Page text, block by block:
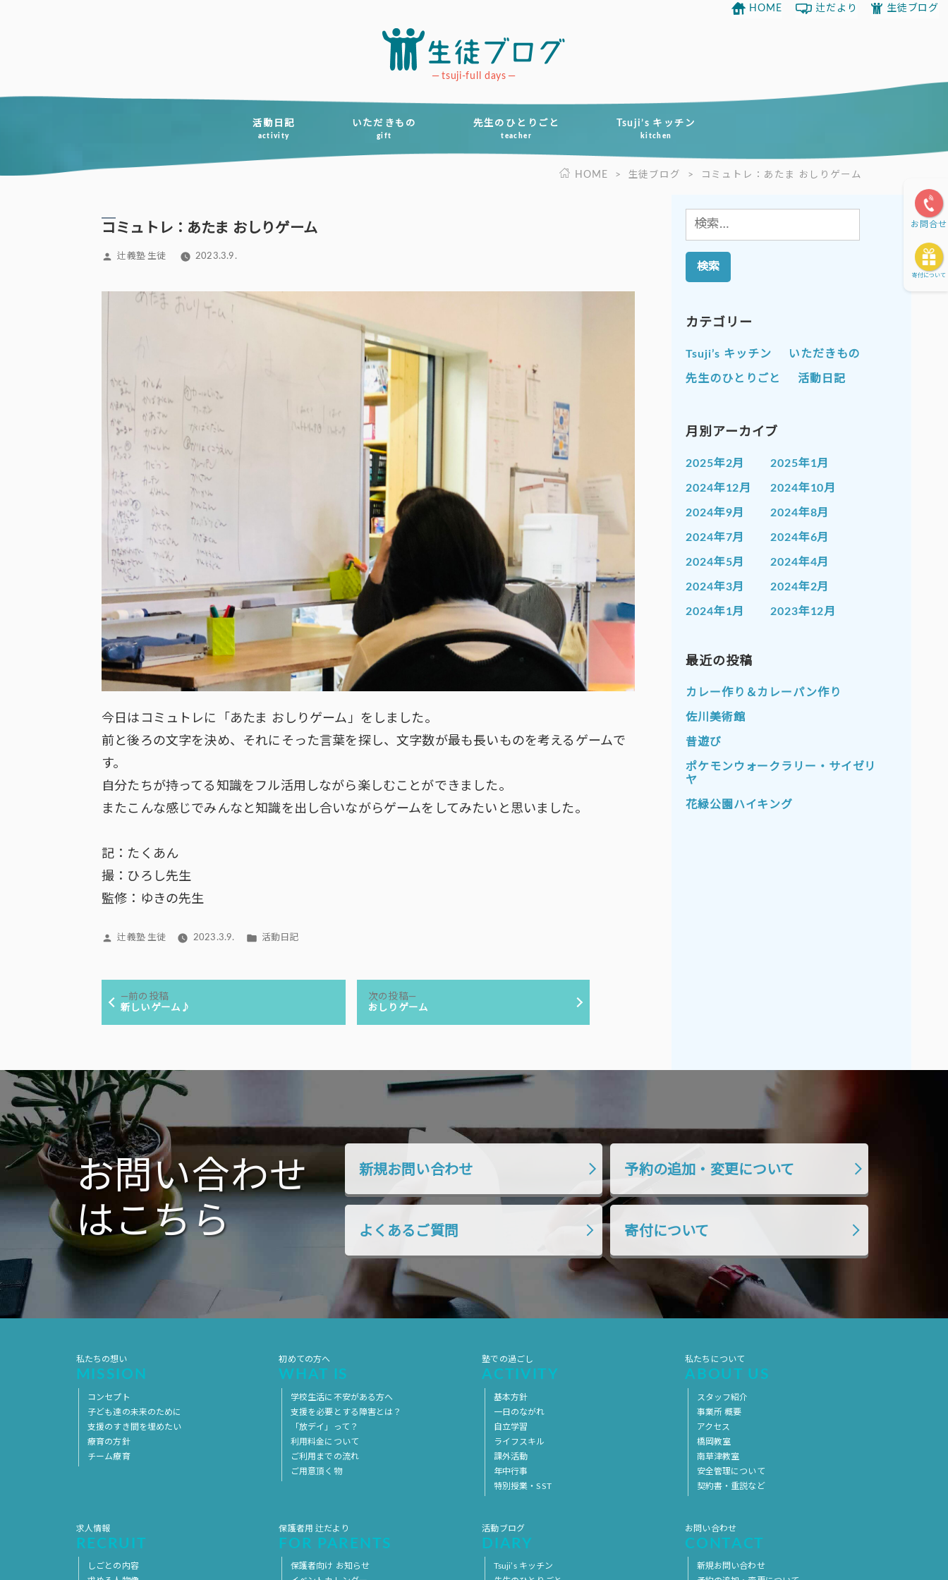
ツ
tsuji-full days
活動日記
activity
いただきもの
gift
先生のひとりごと
teacher
Tsuji’s キッチン
kitchen
HOME 辻だより 生徒ブログ
お問合せ
寄付について
HOME > 生徒ブログ > コミュトレ：あたま おしりゲーム
コミュトレ：あたま おしりゲーム
投
辻義塾 生徒 2023.3.9.
今日はコミュトレに「あたま おしりゲーム」をしました。
前と後ろの文字を決め、それにそった言葉を探し、文字数が最も長いものを考えるゲームで
す。
自分たちが持ってる知識をフル活用しながら楽しむことができました。
またこんな感じでみんなと知識を出し合いながらゲームをしてみたいと思いました。
記：たくあん
撮：ひろし先生
監修：ゆきの先生
投
辻義塾 生徒 2023.3.9.
カ
活動日記
ゲ
ー
シ
ョ
ン
前の投稿前
の
新しいゲーム♪
次の投稿
次
の
おしりゲーム
検
索:
カテゴリー
Tsuji’s キッチン いただきもの
先生のひとりごと 活動日記
月別アーカイブ
2025年2月 2025年1月
2024年12月 2024年10月
2024年9月 2024年8月
2024年7月 2024年6月
2024年5月 2024年4月
2024年3月 2024年2月
2024年1月 2023年12月
2023年9月
2023年7月 2023年6月
2023年5月
2023年3月
2023年1月 2022年12月
2022年11月
2022年9月 2022年8月
2020年10月
2020年8月
2020年7月 2020年6月
2020年3月
2020年1月 2019年12月
2019年11月
2019年9月 2019年8月
2019年7月 2019年6月
2019年5月 2019年4月
2019年1月
2018年11月
2018年9月
2018年7月
2018年5月
2018年3月
2017年11月
2017年9月
2017年7月 2017年6月
最近の投稿
カレー作り＆カレーパン作り
佐川美術館
昔遊び
ポケモンウォークラリー・サイゼリ
ヤ
花緑公園ハイキング
お問い合わせ
はこちら
新規お問い合わせ 予約の追加・変更について
よくあるご質問 寄付について
私たちの想い
MISSION
コンセプト
子ども達の未来のために
支援のすき間を埋めたい
療育の方針
チーム療育
初めての方へ
WHAT IS
学校生活に不安がある方へ
支援を必要とする障害とは？
「放デイ」って？
利用料金について
ご利用までの流れ
ご用意頂く物
塾での過ごし
ACTIVITY
基本方針
一日のながれ
自立学習
ライフスキル
課外活動
年中行事
特別授業・SST
私たちについて
ABOUT US
スタッフ紹介
事業所 概要
アクセス
橋岡教室
南草津教室
安全管理について
契約書・重説など
求人情報
RECRUIT
しごとの内容
保護者用 辻だより
FOR PARENTS
保護者向け お知らせ
活動ブログ
DIARY
Tsuji’s キッチン
お問い合わせ
CONTACT
新規お問い合わせ